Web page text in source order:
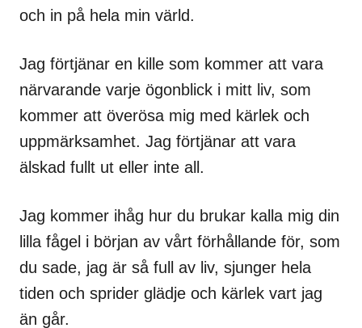
och in på hela min värld.
Jag förtjänar en kille som kommer att vara
närvarande varje ögonblick i mitt liv, som
kommer att överösa mig med kärlek och
uppmärksamhet. Jag förtjänar att vara
älskad fullt ut eller inte all.
Jag kommer ihåg hur du brukar kalla mig din
lilla fågel i början av vårt förhållande för, som
du sade, jag är så full av liv, sjunger hela
tiden och sprider glädje och kärlek vart jag
än går.